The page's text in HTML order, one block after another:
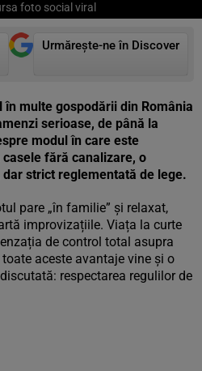
foto social viral
Urmărește-ne în Discover
multe gospodării din România
serioase, de până la
modul în care este
fără canalizare, o
strict reglementată de lege.
pare „în familie” și relaxat,
improvizațiile. Viața la curte
de control total asupra
aceste avantaje vine și o
respectarea regulilor de